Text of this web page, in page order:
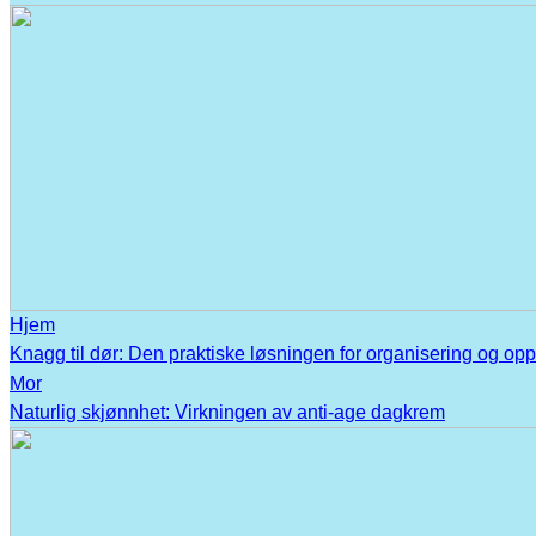
Hjem
Knagg til dør: Den praktiske løsningen for organisering og
Mor
Naturlig skjønnhet: Virkningen av anti-age dagkrem